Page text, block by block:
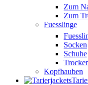
Zum
Zum
Fuesslinge
Socken
Schuhe
Kopfhauben